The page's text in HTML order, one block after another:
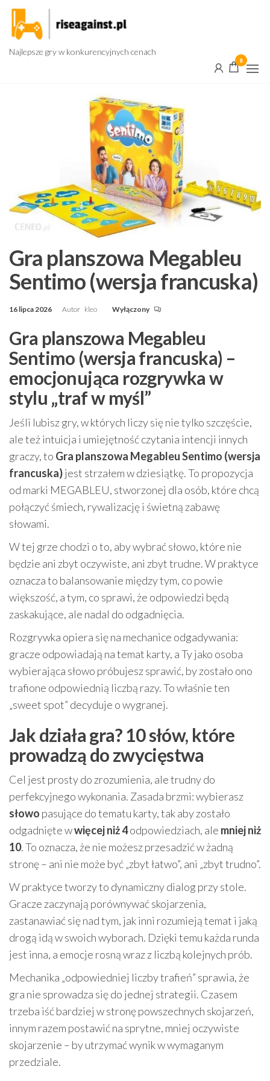
Przejdź
treści
Najlepsze gry w konkurencyjnych cenach
0
Gra planszowa Megableu
Sentimo (wersja francuska)
16 lipca 2026 Autor kleo Wyłączony
Gra planszowa Megableu
Sentimo (wersja francuska) –
emocjonująca rozgrywka w
stylu „traf w myśl”
Jeśli lubisz gry, w których liczy się nie tylko szczęście,
ale też intuicja i umiejętność czytania intencji innych
graczy, to Gra planszowa Megableu Sentimo (wersja
francuska)jest strzałem w dziesiątkę. To propozycja
od marki MEGABLEU, stworzonej dla osób, które chcą
połączyć śmiech, rywalizację i świetną zabawę
słowami.
W tej grze chodzi o to, aby wybrać słowo, które nie
będzie ani zbyt oczywiste, ani zbyt trudne. W praktyce
oznacza to balansowanie między tym, co powie
większość, a tym, co sprawi, że odpowiedzi będą
zaskakujące, ale nadal do odgadnięcia.
Rozgrywka opiera się na mechanice odgadywania:
gracze odpowiadają na temat karty, a Ty jako osoba
wybierająca słowo próbujesz sprawić, by zostało ono
trafione odpowiednią liczbą razy. To właśnie ten
„sweet spot” decyduje o wygranej.
Jak działa gra? 10 słów, które
prowadzą do zwycięstwa
Cel jest prosty do zrozumienia, ale trudny do
perfekcyjnego wykonania. Zasada brzmi: wybierasz
słowo pasujące do tematu karty, tak aby zostało
odgadnięte wwięcej niż 4odpowiedziach, ale mniej niż
10. To oznacza, że nie możesz przesadzić w żadną
stronę – ani nie może być „zbyt łatwo”, ani „zbyt trudno”.
W praktyce tworzy to dynamiczny dialog przy stole.
Gracze zaczynają porównywać skojarzenia,
zastanawiać się nad tym, jak inni rozumieją temat i jaką
drogą idą w swoich wyborach. Dzięki temu każda runda
jest inna, a emocje rosną wraz z liczbą kolejnych prób.
Mechanika „odpowiedniej liczby trafień” sprawia, że
gra nie sprowadza się do jednej strategii. Czasem
trzeba iść bardziej w stronę powszechnych skojarzeń,
innym razem postawić na sprytne, mniej oczywiste
skojarzenie – by utrzymać wynik w wymaganym
przedziale.